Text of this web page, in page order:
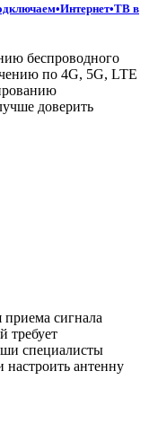
в
беспроводного
по 4G, 5G, LTE
доверить
сигнала
требует
специалисты
настроить антенну